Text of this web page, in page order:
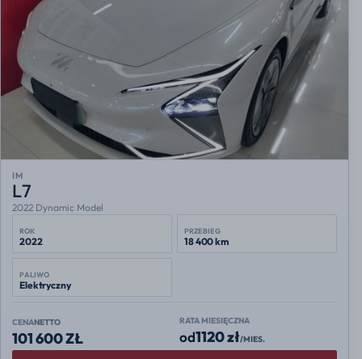
IM
L7
2022 Dynamic Model
ROK
2022
PRZEBIEG
18 400 km
PALIWO
Elektryczny
CENANETTO
101 600 ZŁ
RATA MIESIĘCZNA
od1120 zł/MIES.